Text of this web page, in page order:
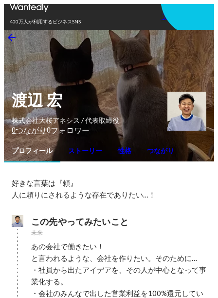
400万人が利用するビジネスSNS
アプリを使う
渡辺 宏
株式会社大桜アネシス / 代表取締役
0つながり0フォロワー
プロフィール ストーリー 性格 つながり
好きな言葉は『頼』
人に頼りにされるような存在でありたい…！
この先やってみたいこと
未来
あの会社で働きたい！
と言われるような、会社を作りたい。そのために…
・社員から出たアイデアを、その人が中心となって事
業化する。
・会社のみんなで出した営業利益を100%還元してい